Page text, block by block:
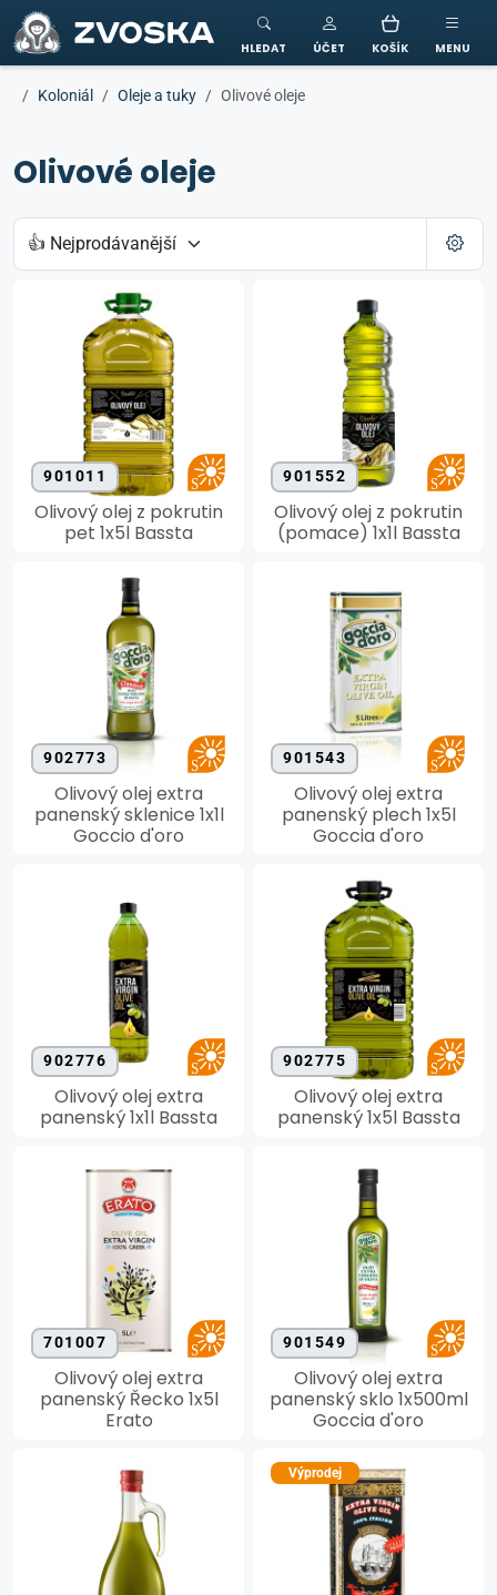
ZVOSKA
HLEDAT ÚČET KOŠÍK MENU
Koloniál Oleje a tuky Olivové oleje
Olivové oleje
901011
Olivový olej z pokrutin
pet 1x5l Bassta
901552
Olivový olej z pokrutin
(pomace) 1x1l Bassta
902773
Olivový olej extra
panenský sklenice 1x1l
Goccio d'oro
901543
Olivový olej extra
panenský plech 1x5l
Goccia d'oro
902776
Olivový olej extra
panenský 1x1l Bassta
902775
Olivový olej extra
panenský 1x5l Bassta
701007
Olivový olej extra
panenský Řecko 1x5l
Erato
901549
Olivový olej extra
panenský sklo 1x500ml
Goccia d'oro
Výprodej